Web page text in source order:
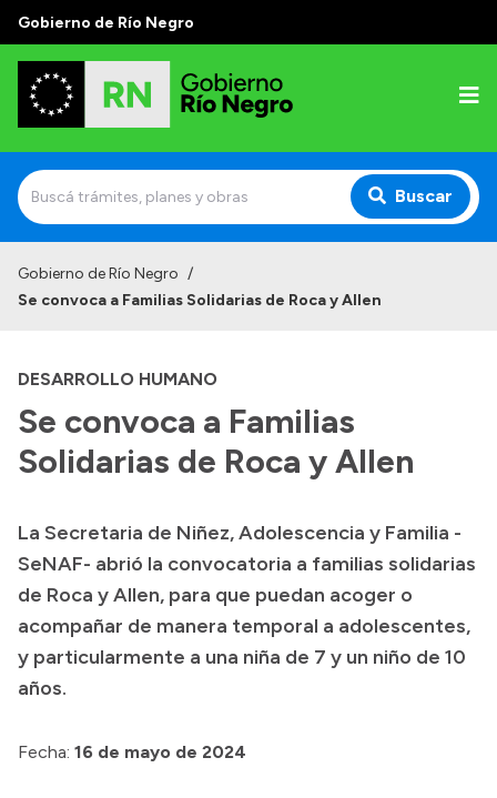
Gobierno de Río Negro
Buscar
Discursos en la Legislatura
Casa de Gobierno
Acerca de Río Negro
Geografía
Invertí en Río Negro
Transparencia
Gobierno de Río Negro /
Se convoca a Familias Solidarias de Roca y Allen
DESARROLLO HUMANO
Se convoca a Familias
Solidarias de Roca y Allen
La Secretaria de Niñez, Adolescencia y Familia -
SeNAF- abrió la convocatoria a familias solidarias
de Roca y Allen, para que puedan acoger o
acompañar de manera temporal a adolescentes,
y particularmente a una niña de 7 y un niño de 10
años.
Fecha: 16 de mayo de 2024